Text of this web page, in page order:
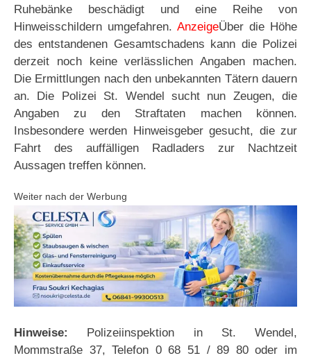
Ruhebänke beschädigt und eine Reihe von
Hinweisschildern umgefahren. AnzeigeÜber die Höhe
des entstandenen Gesamtschadens kann die Polizei
derzeit noch keine verlässlichen Angaben machen.
Die Ermittlungen nach den unbekannten Tätern dauern
an. Die Polizei St. Wendel sucht nun Zeugen, die
Angaben zu den Straftaten machen können.
Insbesondere werden Hinweisgeber gesucht, die zur
Fahrt des auffälligen Radladers zur Nachtzeit
Aussagen treffen können.
Weiter nach der Werbung
Hinweise:
Polizeiinspektion in St. Wendel,
Mommstraße 37, Telefon 0 68 51 / 89 80 oder im